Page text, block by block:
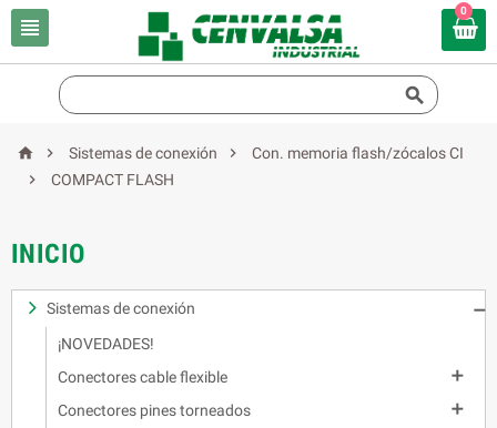

0

  Sistemas de conexión 
Con. memoria flash/zócalos CI

COMPACT FLASH
INICIO
Sistemas de conexión

¡NOVEDADES!
Conectores cable flexible

Conectores pines torneados
